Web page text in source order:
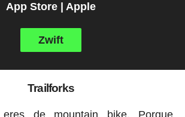
App Store | Apple
Zwift
Trailforks